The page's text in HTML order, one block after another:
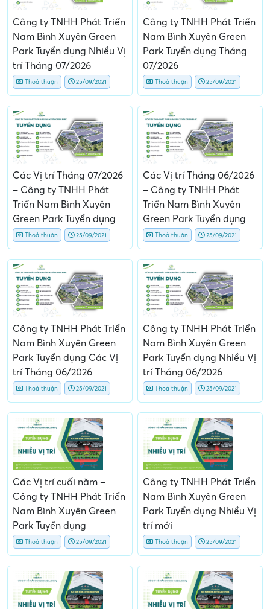
Công ty TNHH Phát Triển
Nam Bình Xuyên Green
Park Tuyển dụng Nhiều Vị
trí Tháng 07/2026
Thoả thuận 25/09/2021
Công ty TNHH Phát Triển
Nam Bình Xuyên Green
Park Tuyển dụng Tháng
07/2026
Thoả thuận 25/09/2021
Các Vị trí Tháng 07/2026
– Công ty TNHH Phát
Triển Nam Bình Xuyên
Green Park Tuyển dụng
Thoả thuận 25/09/2021
Các Vị trí Tháng 06/2026
– Công ty TNHH Phát
Triển Nam Bình Xuyên
Green Park Tuyển dụng
Thoả thuận 25/09/2021
Công ty TNHH Phát Triển
Nam Bình Xuyên Green
Park Tuyển dụng Các Vị
trí Tháng 06/2026
Thoả thuận 25/09/2021
Công ty TNHH Phát Triển
Nam Bình Xuyên Green
Park Tuyển dụng Nhiều Vị
trí Tháng 06/2026
Thoả thuận 25/09/2021
Các Vị trí cuối năm –
Công ty TNHH Phát Triển
Nam Bình Xuyên Green
Park Tuyển dụng
Thoả thuận 25/09/2021
Công ty TNHH Phát Triển
Nam Bình Xuyên Green
Park Tuyển dụng Nhiều Vị
trí mới
Thoả thuận 25/09/2021